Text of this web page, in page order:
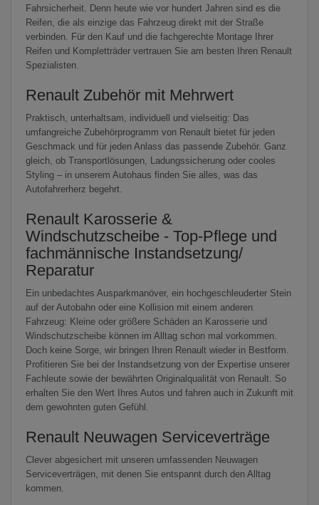
Fahrsicherheit. Denn heute wie vor hundert Jahren sind es die
Reifen, die als einzige das Fahrzeug direkt mit der Straße
verbinden. Für den Kauf und die fachgerechte Montage Ihrer
Reifen und Kompletträder vertrauen Sie am besten Ihren Renault
Spezialisten.
Renault Zubehör mit Mehrwert
Praktisch, unterhaltsam, individuell und vielseitig: Das
umfangreiche Zubehörprogramm von Renault bietet für jeden
Geschmack und für jeden Anlass das passende Zubehör. Ganz
gleich, ob Transportlösungen, Ladungssicherung oder cooles
Styling – in unserem Autohaus finden Sie alles, was das
Autofahrerherz begehrt.
Renault Karosserie &
Windschutzscheibe - Top-Pflege und
fachmännische Instandsetzung/
Reparatur
Ein unbedachtes Ausparkmanöver, ein hochgeschleuderter Stein
auf der Autobahn oder eine Kollision mit einem anderen
Fahrzeug: Kleine oder größere Schäden an Karosserie und
Windschutzscheibe können im Alltag schon mal vorkommen.
Doch keine Sorge, wir bringen Ihren Renault wieder in Bestform.
Profitieren Sie bei der Instandsetzung von der Expertise unserer
Fachleute sowie der bewährten Originalqualität von Renault. So
erhalten Sie den Wert Ihres Autos und fahren auch in Zukunft mit
dem gewohnten guten Gefühl.
Renault Neuwagen Serviceverträge
Clever abgesichert mit unseren umfassenden Neuwagen
Serviceverträgen, mit denen Sie entspannt durch den Alltag
kommen.